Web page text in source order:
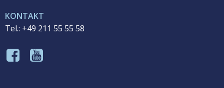
KONTAKT
Tel.: +49 211 55 55 58